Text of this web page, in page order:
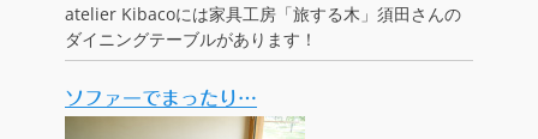
atelier Kibacoには家具工房「旅する木」須田さんの
ダイニングテーブルがあります！
ソファーでまったり…